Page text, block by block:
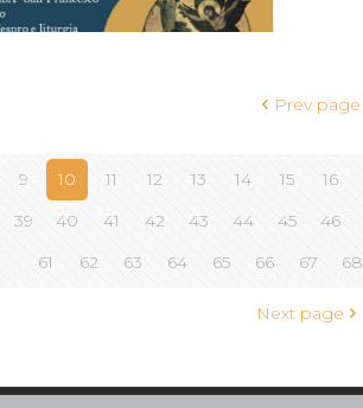
Prev page
9 10 11 12 13 14 15 16
39 40 41 42 43 44 45 46
61
62 63 64 65 66 67 68
Next page